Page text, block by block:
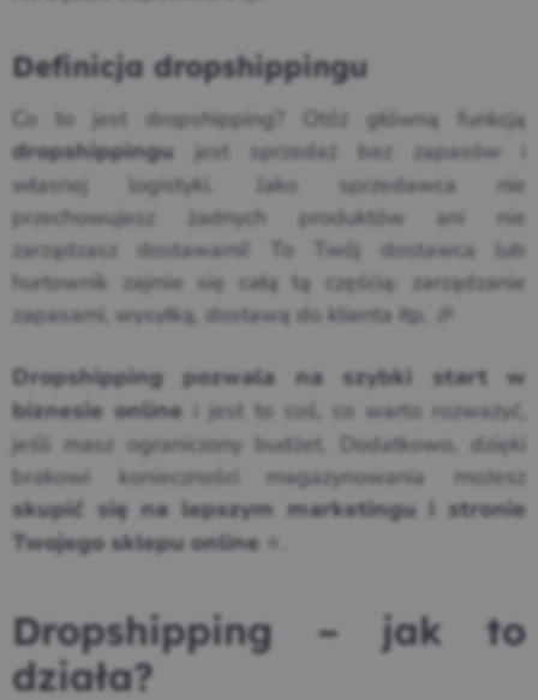
Definicja dropshippingu
Co to jest dropshipping? Otóż główną funkcją
dropshippingu
jest sprzedaż bez zapasów i
własnej logistyki. Jako sprzedawca nie
przechowujesz żadnych produktów ani nie
zarządzasz dostawami! To Twój dostawca lub
hurtownik zajmie się całą tą częścią: zarządzanie
zapasami, wysyłką, dostawą do klienta itp. 🎉
Dropshipping pozwala na szybki start w
biznesie online
i jest to coś, co warto rozważyć,
jeśli masz ograniczony budżet. Dodatkowo, dzięki
brakowi konieczności magazynowania możesz
skupić się na lepszym marketingu i stronie
Twojego sklepu online ⭐.
Dropshipping – jak to
działa?